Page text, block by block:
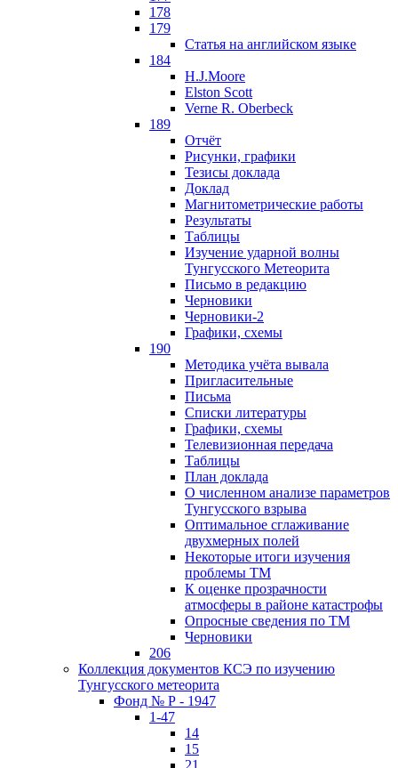
178
179
Статья на английском языке
184
H.J.Moore
Elston Scott
Verne R. Oberbeck
189
Отчёт
Рисунки, графики
Тезисы доклада
Доклад
Магнитометрические работы
Результаты
Таблицы
Изучение ударной волны
Тунгусского Метеорита
Письмо в редакцию
Черновики
Черновики-2
Графики, схемы
190
Методика учёта вывала
Пригласительные
Письма
Списки литературы
Графики, схемы
Телевизионная передача
Таблицы
План доклада
О численном анализе параметров
Тунгусского взрыва
Оптимальное сглаживание
двухмерных полей
Некоторые итоги изучения
проблемы ТМ
К оценке прозрачности
атмосферы в районе катастрофы
Опросные сведения по ТМ
Черновики
206
Коллекция документов КСЭ по изучению
Тунгусского метеорита
Фонд № Р - 1947
1-47
14
15
21